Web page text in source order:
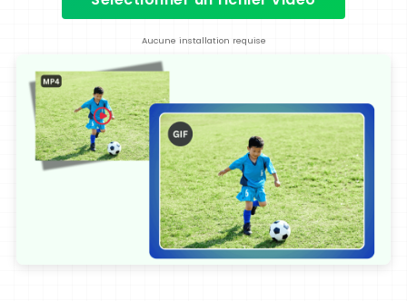
Aucune installation requise